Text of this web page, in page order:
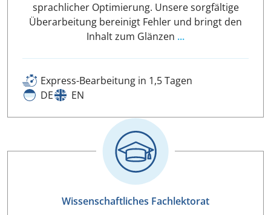
sprachlicher Optimierung. Unsere sorgfältige
Überarbeitung bereinigt Fehler und bringt den
Inhalt zum Glänzen ...
Express-Bearbeitung in 1,5 Tagen
DE
EN
Wissenschaftliches Fachlektorat